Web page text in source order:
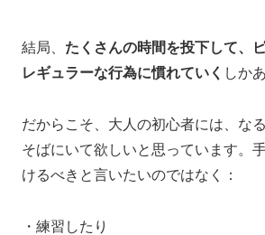
結局、 たくさんの時間を投下して、
レギュラーな行為に慣れていく しか
だからこそ、大人の初心者には、 な
そばにいて欲しいと思っています。
けるべきと言いたいのではなく：
・練習したり